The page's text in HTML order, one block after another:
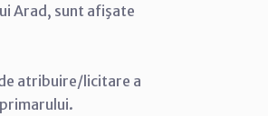
Arad, sunt afişate
atribuire/licitare a